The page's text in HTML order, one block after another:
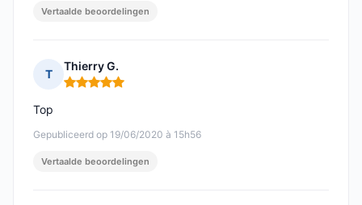
Vertaalde beoordelingen
T
Thierry G.
Opmerking: 5 van 5
Gepubliceerd op 19/06/2020 à 15h56
Top
Vertaalde beoordelingen